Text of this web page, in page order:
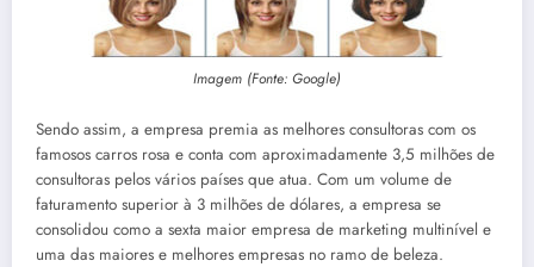
Imagem (Fonte: Google)
Sendo assim, a empresa premia as melhores consultoras com os
famosos carros rosa e conta com aproximadamente 3,5 milhões de
consultoras pelos vários países que atua. Com um volume de
faturamento superior à 3 milhões de dólares, a empresa se
consolidou como a sexta maior empresa de marketing multinível e
uma das maiores e melhores empresas no ramo de beleza.